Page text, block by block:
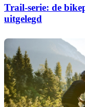
Trail-serie: de
uitgelegd